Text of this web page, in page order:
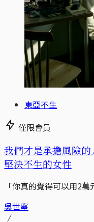
東亞不生
僅限會員
我們才是承擔風險的
堅決不生的女性
「你真的覺得可以用2萬
吳世寧